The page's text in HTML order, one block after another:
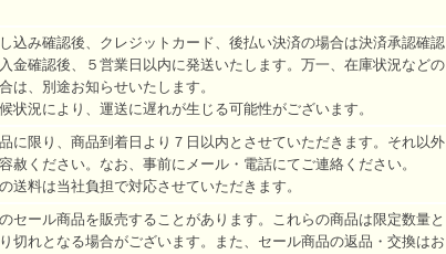
込み確認後、クレジットカード、後払い決済の場合は決済承認確認
金確認後、５営業日以内に発送いたします。万一、在庫状況などの
は、別途お知らせいたします。
状況により、運送に遅れが生じる可能性がございます。
に限り、商品到着日より７日以内とさせていただきます。それ以外
赦ください。なお、事前にメール・電話にてご連絡ください。
送料は当社負担で対応させていただきます。
セール商品を販売することがあります。これらの商品は限定数量と
切れとなる場合がございます。また、セール商品の返品・交換はお